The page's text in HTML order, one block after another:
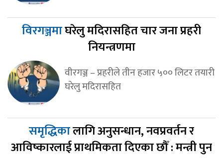
विरगञ्जमाघरेलु मदिरासहित चार जना प्रहरी
नियन्त्रणमा
वीरगञ्ज – प्रहरीले तीन हजार ५०० लिटर तयारी
घरेलु मदिरासहित
समृद्धिकालागि अनुसन्धान, नवप्रवर्तन र
आविष्कारलाई प्राथमिकता दिएका छौँ : मन्त्री पुन